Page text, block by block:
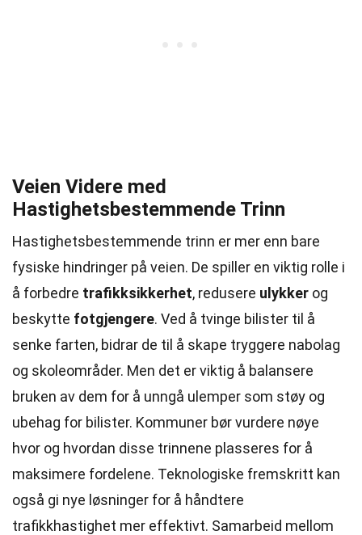
Veien Videre med
Hastighetsbestemmende Trinn
Hastighetsbestemmende trinn er mer enn bare
fysiske hindringer på veien. De spiller en viktig rolle i
å forbedre trafikksikkerhet, redusere ulykker og
beskytte fotgjengere. Ved å tvinge bilister til å
senke farten, bidrar de til å skape tryggere nabolag
og skoleområder. Men det er viktig å balansere
bruken av dem for å unngå ulemper som støy og
ubehag for bilister. Kommuner bør vurdere nøye
hvor og hvordan disse trinnene plasseres for å
maksimere fordelene. Teknologiske fremskritt kan
også gi nye løsninger for å håndtere
trafikkhastighet mer effektivt. Samarbeid mellom